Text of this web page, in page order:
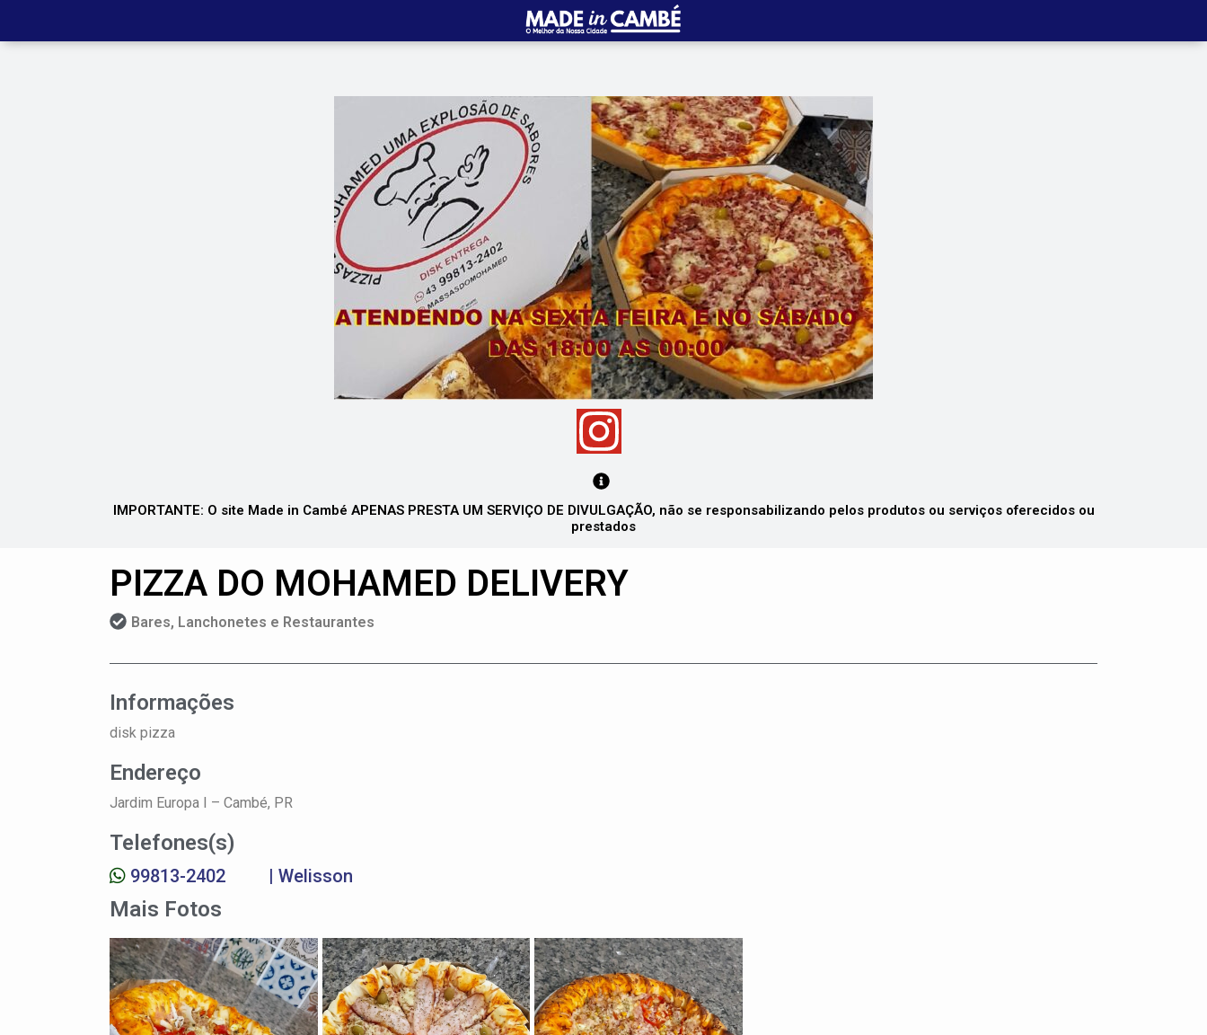
IMPORTANTE: O site Made in Cambé APENAS PRESTA UM SERVIÇO DE DIVULGAÇÃO, não se responsabilizando pelos produtos ou serviços oferecidos ou
prestados
PIZZA DO MOHAMED DELIVERY
Bares, Lanchonetes e Restaurantes
Informações
disk pizza
Endereço
Jardim Europa I – Cambé, PR
Telefones(s)
99813-2402 | Welisson
Mais Fotos